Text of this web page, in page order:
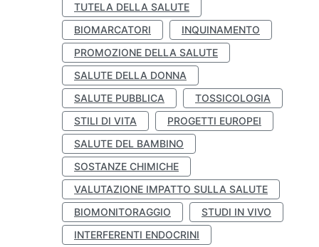
TUTELA DELLA SALUTE
BIOMARCATORI
INQUINAMENTO
PROMOZIONE DELLA SALUTE
SALUTE DELLA DONNA
SALUTE PUBBLICA
TOSSICOLOGIA
STILI DI VITA
PROGETTI EUROPEI
SALUTE DEL BAMBINO
SOSTANZE CHIMICHE
VALUTAZIONE IMPATTO SULLA SALUTE
BIOMONITORAGGIO
STUDI IN VIVO
INTERFERENTI ENDOCRINI